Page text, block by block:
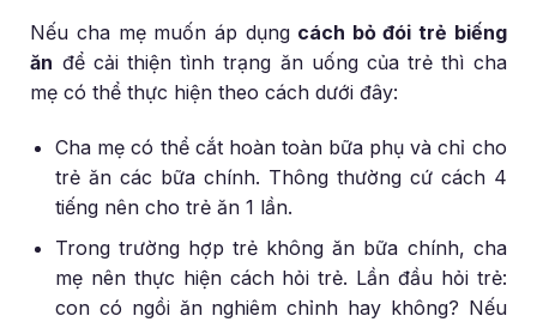
Nếu cha mẹ muốn áp dụng cách bỏ đói trẻ biếng
ăn để cải thiện tình trạng ăn uống của trẻ thì cha
mẹ có thể thực hiện theo cách dưới đây:
Cha mẹ có thể cắt hoàn toàn bữa phụ và chỉ cho
trẻ ăn các bữa chính. Thông thường cứ cách 4
tiếng nên cho trẻ ăn 1 lần.
Trong trường hợp trẻ không ăn bữa chính, cha
mẹ nên thực hiện cách hỏi trẻ. Lần đầu hỏi trẻ:
con có ngồi ăn nghiêm chỉnh hay không? Nếu